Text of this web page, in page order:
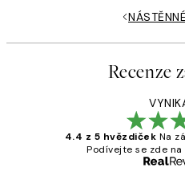
Recenze
4.4 z 5 hvězdiček Na
Podívejte se zde